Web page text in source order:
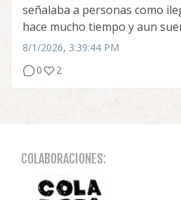
señalaba a personas como
hace mucho tiempo y aun
8/1/2026, 3:39:44 PM
0
2
COLABORACIONES: